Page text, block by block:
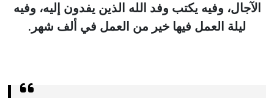
الآجال، وفيه يكتب وفد الله الذين يفدون إليه، وفيه
ليلة العمل فيها خير من العمل في ألف شهر.